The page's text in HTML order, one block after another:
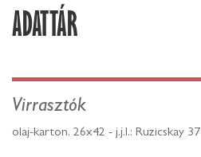
ADATTÁR
Virrasztók
olaj-karton, 26x42 - j.j.l.: Ruzicskay 37